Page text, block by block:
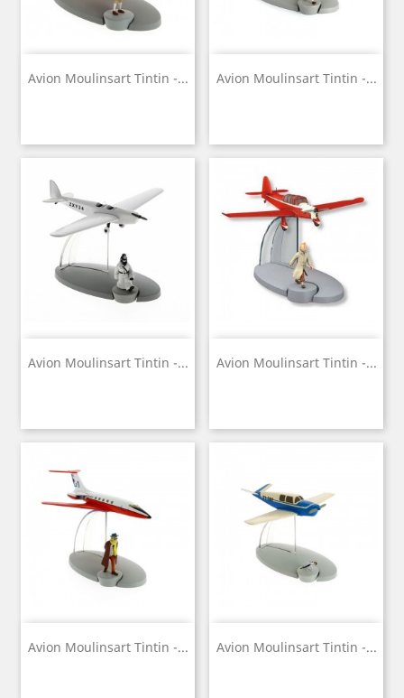
Avion Moulinsart Tintin -... Avion Moulinsart Tintin -...
Avion Moulinsart Tintin -... Avion Moulinsart Tintin -...
Avion Moulinsart Tintin -... Avion Moulinsart Tintin -...